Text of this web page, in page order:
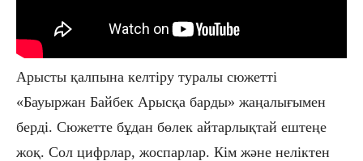
Арысты қалпына келтіру туралы сюжетті
«Бауыржан Байбек Арысқа барды» жаңалығымен
берді. Сюжетте бұдан бөлек айтарлықтай ештеңе
жоқ. Сол цифрлар, жоспарлар. Кім және неліктен